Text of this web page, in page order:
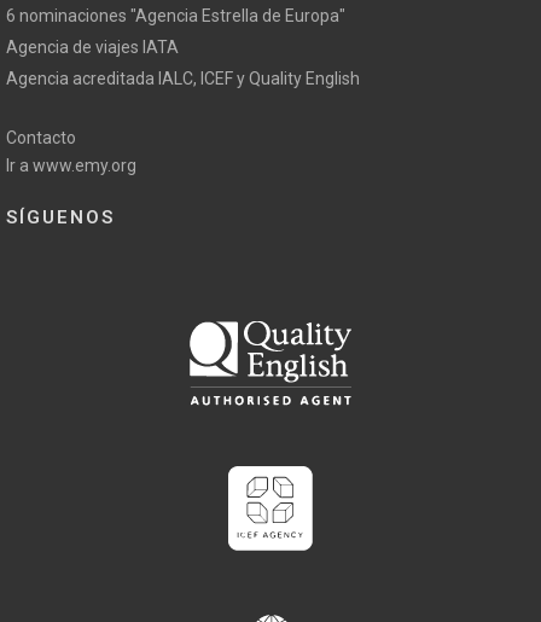
6 nominaciones "Agencia Estrella de Europa"
Agencia de viajes IATA
Agencia acreditada IALC, ICEF y Quality English
Contacto
Ir a www.emy.org
SÍGUENOS